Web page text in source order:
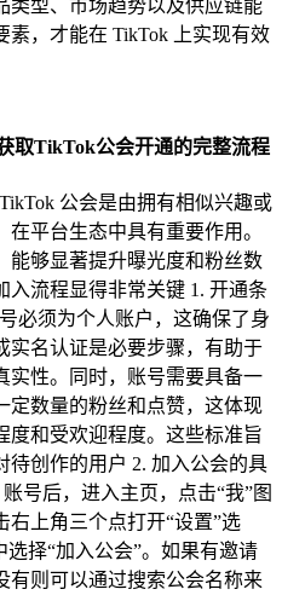
类型、市场趋势以及供应链能
素，才能在 TikTok 上实现有效
取TikTok公会开通的完整流程
公会是由拥有相似兴趣或
在平台生态中具有重要作用。
能够显著提升曝光度和粉丝数
入流程显得非常关键 1. 开通条
必须为个人账户，这确保了身
实名认证是必要步骤，有助于
实性。同时，账号需要具备一
定数量的粉丝和点赞，这体现
度和受欢迎程度。这些标准旨
待创作的用户 2. 加入公会的具
号后，进入主页，点击“我”图
右上角三个点打开“设置”选
选择“加入公会”。如果有邀请
有则可以通过搜索公会名称来